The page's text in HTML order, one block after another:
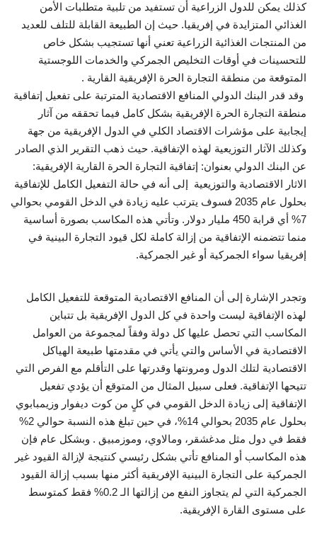
كذلك يمكن للدول الزراعية أن تستفيد من تلبية متطلبات الأمن
الغذائي المتزايدة في إفريقيا. حيث إن الطبيعة القابلة للتلف للعديد
من المنتجات الغذائية الزراعية تعني أنها تستجيب بشكل خاص
للتحسينات في أوقات التخليص الجمركي والخدمات اللوجستية
المتوقعة من منطقة التجارة الحرة الإفريقية القارية .
وقد قدر البنك الدولي المنافع الاقتصادية المترتبة على تفعيل إتفاقية
منطقة التجارة الحرة الإفريقية بشكل كامل فيما تحققه من آثار
إيجابية على مؤشرات الاقتصاد الكلي في الدول الإفريقية من جهة
وكذلك الآثار التوزيعية لهذه الإتفاقية. حيث ذهب التقرير الذي الصادر
عن البنك الدولي بعنوان: إتفاقية التجارة الحرة القارية الإفريقية:
الاثار الاقتصادية والتوزيعية إلى أنه في حالة التفعيل الكامل للإتفاقية
بحلول عام 2035 فسوف يترتب عليه زيادة في الدخل القومي بحوالي
7% أي قرابة 450 مليار دولار. وتأتي هذه المكاسب بصورة أساسية
منما تتضمنه الإتفاقية من إزالة كاملة لكل قيود التجارة البينية في
إفريقيا سواء الجمركية أو غير الجمركية.
وتجدر الإشارة إلى أن المنافع الاقتصادية المتوقعة للتفعيل الكامل
لهذه الإتفاقية ليست واحدة في كل الدول الإفريقية بل تتباين
المكاسب التي تحصل عليها كل دولة وفقاً لمجموعة من العوامل
الاقتصادية في الأساس والتي يأتي في مقدمتها طبيعة الهياكل
الاقتصادية لتلك الدول ومرونتها وقدرتها على التأقلم مع الفرص التي
تتيحها الإتفاقية. فعلى سبيل المثال من المتوقع أن يؤدي تفعيل
الإتفاقية إلى زيادة الدخل القومي في كلٍ من كوت ديفوار وزيمبابوي
بحلول عام 2035 بحوالي 14%، في حين تبلغ هذه النسبة حوالي 2%
فقط في دول مثل مدغشقر، ومالاوي، وموزمبيق . وبشكل عام فإن
هذه المكاسب أو المنافع تأتي بشكل رئيسي كنتيجة لإزالة القيود غير
الجمركية على التجارة البينية الإفريقية أكثر منها بسبب إزالة القيود
الجمركية التي لم يتجاوز النفع من إزالتها الـ 0.2% فقط كمتوسط
على مستوى القارة الإفريقية.